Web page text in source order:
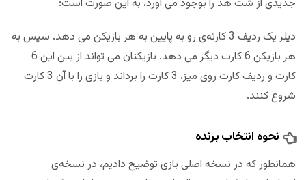
جدیدی از شت هد را بوجود می آورد، به این صورت است:
دیلر یک ردیف 3 کارته‌ی رو به پایین به هر بازیکن می دهد. سپس به
هر بازیکن 6 کارت دیگر می دهد. بازیکنان می تواند از بین این 6
کارت و ردیف کارت روی میز، 3 کارت را برداند و بازی را با آن 3 کارت
شروع کنند.
نحوه انتخاب برنده
همانطور که در نسخه اصلی بازی توضیح دادیم، در نسخه‌ی